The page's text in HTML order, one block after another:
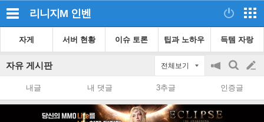
리니지M 인벤
자게 서버 현황 이슈 토론 팁과 노하우 득템 자랑
자유 게시판 전체보기
공
on/off
검
색
글
쓰
내글 내 댓글 3추글 인증글